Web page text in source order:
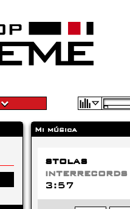
Mi música
stolas
interrecords
3:57